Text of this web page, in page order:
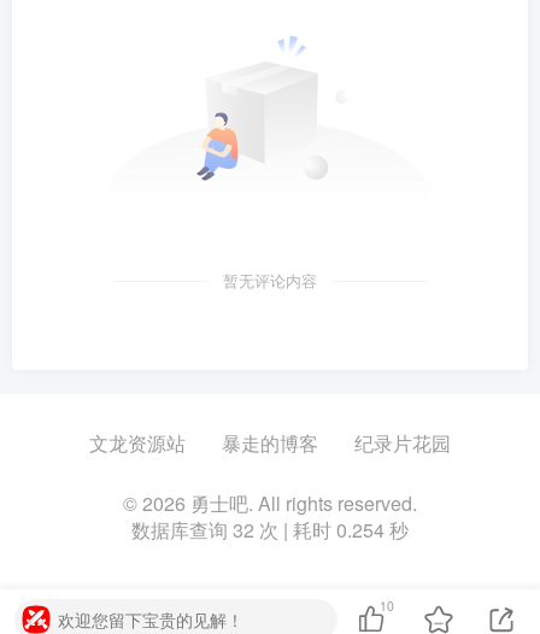
暂无评论内容
文龙资源站 暴走的博客 纪录片花园
© 2026 勇士吧. All rights reserved.
数据库查询 32 次 | 耗时 0.254 秒
欢迎您留下宝贵的见解！
10